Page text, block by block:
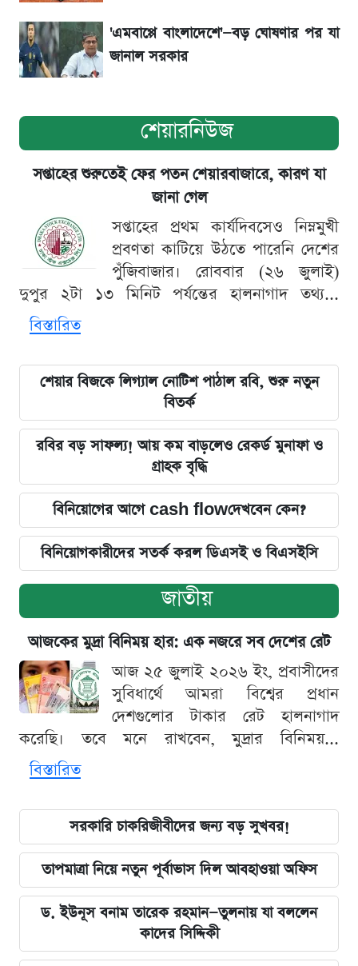
'এমবাপ্পে বাংলাদেশে'—বড় ঘোষণার পর যা
জানাল সরকার
শেয়ারনিউজ
সপ্তাহের শুরুতেই ফের পতন শেয়ারবাজারে, কারণ যা
জানা গেল
সপ্তাহের প্রথম কার্যদিবসেও নিম্নমুখী
প্রবণতা কাটিয়ে উঠতে পারেনি দেশের
পুঁজিবাজার। রোববার (২৬ জুলাই)
দুপুর ২টা ১৩ মিনিট পর্যন্তের হালনাগাদ তথ্য...
বিস্তারিত
শেয়ার বিজকে লিগ্যাল নোটিশ পাঠাল রবি, শুরু নতুন
বিতর্ক
রবির বড় সাফল্য! আয় কম বাড়লেও রেকর্ড মুনাফা ও
গ্রাহক বৃদ্ধি
বিনিয়োগের আগে cash flowদেখবেন কেন?
বিনিয়োগকারীদের সতর্ক করল ডিএসই ও বিএসইসি
জাতীয়
আজকের মুদ্রা বিনিময় হার: এক নজরে সব দেশের রেট
আজ ২৫ জুলাই ২০২৬ ইং, প্রবাসীদের
সুবিধার্থে আমরা বিশ্বের প্রধান
দেশগুলোর টাকার রেট হালনাগাদ
করেছি। তবে মনে রাখবেন, মুদ্রার বিনিময়...
বিস্তারিত
সরকারি চাকরিজীবীদের জন্য বড় সুখবর!
তাপমাত্রা নিয়ে নতুন পূর্বাভাস দিল আবহাওয়া অফিস
ড. ইউনূস বনাম তারেক রহমান—তুলনায় যা বললেন
কাদের সিদ্দিকী